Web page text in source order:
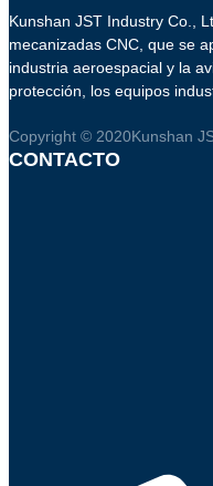
Kunshan JST Industry Co.,
mecanizadas CNC, que se
industria aeroespacial y la
protección, los equipos
Copyright © 2020Kunshan
CONTACTO